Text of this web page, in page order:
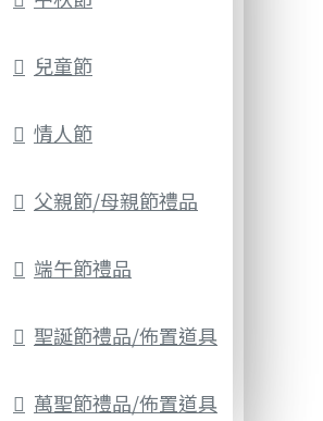
兒童節
情人節
父親節/母親節禮品
端午節禮品
聖誕節禮品/佈置道具
萬聖節禮品/佈置道具